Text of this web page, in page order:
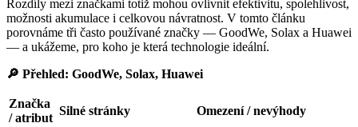
Rozdíly mezi značkami totiž mohou ovlivnit efektivitu, spolehlivost,
možnosti akumulace i celkovou návratnost. V tomto článku
porovnáme tři často používané značky — GoodWe, Solax a Huawei
— a ukážeme, pro koho je která technologie ideální.
🔎 Přehled: GoodWe, Solax, Huawei
Značka
/ atribut
Silné stránky Omezení / nevýhody